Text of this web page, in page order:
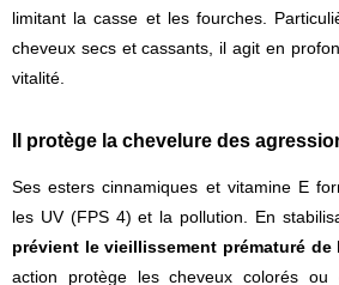
limitant la casse et les fourches.
cheveux secs et cassants, il agit en
vitalité.
Il protège la chevelure des
Ses esters cinnamiques et vitamine E
les UV (FPS 4) et la pollution. En
prévient le vieillissement prématuré de
action protège les cheveux colorés ou